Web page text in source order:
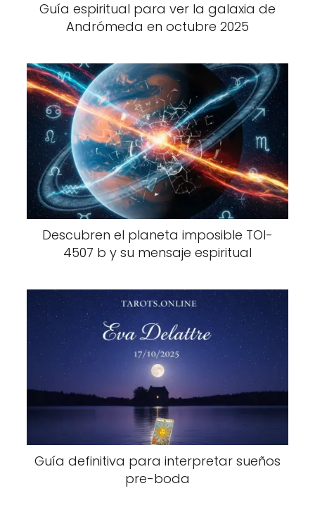
Guía espiritual para ver la galaxia de
Andrómeda en octubre 2025
Descubren el planeta imposible TOI-
4507 b y su mensaje espiritual
Guía definitiva para interpretar sueños
pre-boda